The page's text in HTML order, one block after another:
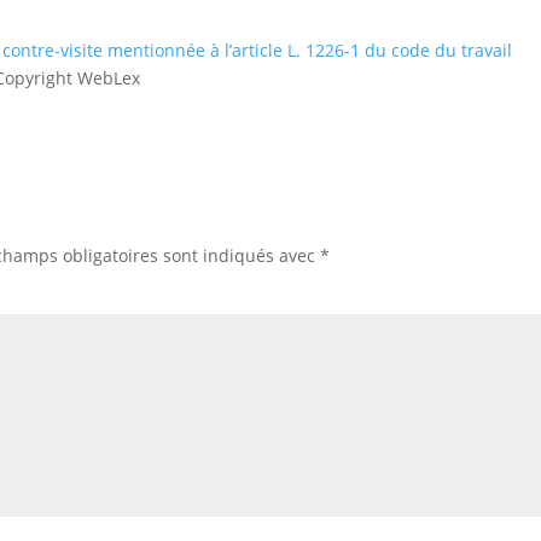
visite mentionnée à l’article L. 1226-1 du code du travail
WebLex
obligatoires sont indiqués avec*